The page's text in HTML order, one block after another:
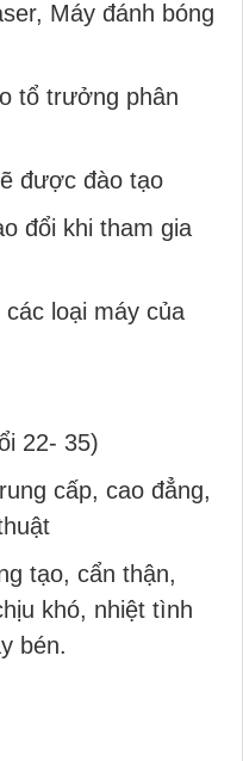
Máy đánh bóng
tổ trưởng phân
được đào tạo
đổi khi tham gia
loại máy của
22- 35)
cấp, cao đẳng,
tạo, cẩn thận,
khó, nhiệt tình
bén.